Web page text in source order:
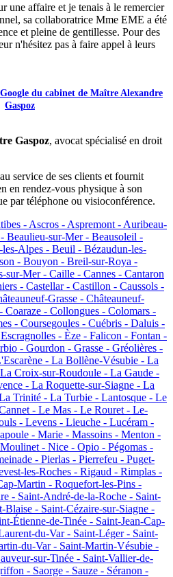
une affaire et je tenais à le remercier
sa collaboratrice Mme EME a été
et pleine de gentillesse. Pour des
n'hésitez pas à faire appel à leurs
du cabinet de Maître Alexandre
Gaspoz
Gaspoz, avocat spécialisé en droit
service de ses clients et fournit
en rendez-vous physique à son
par téléphone ou visioconférence.
- Ascros - Aspremont - Auribeau-
Beaulieu-sur-Mer - Beausoleil -
les-Alpes - Beuil - Bézaudun-les-
- Bouyon - Breil-sur-Roya -
sur-Mer - Caille - Cannes - Cantaron
- Castellar - Castillon - Caussols -
Grasse - Châteauneuf-
Coaraze - Collongues - Colomars -
- Coursegoules - Cuébris - Daluis -
Escragnolles - Èze - Falicon - Fontan -
- Gourdon - Grasse - Gréolières -
- La Bollène-Vésubie - La
La Croix-sur-Roudoule - La Gaude -
- La Roquette-sur-Siagne - La
Trinité - La Turbie - Lantosque - Le
- Le Mas - Le Rouret - Le-
- Levens - Lieuche - Lucéram -
- Marie - Massoins - Menton -
Moulinet - Nice - Opio - Pégomas -
- Pierlas - Pierrefeu - Puget-
les-Roches - Rigaud - Rimplas -
Martin - Roquefort-les-Pins -
- Saint-André-de-la-Roche - Saint-
Blaise - Saint-Cézaire-sur-Siagne -
Étienne-de-Tinée - Saint-Jean-Cap-
du-Var - Saint-Léger - Saint-
du-Var - Saint-Martin-Vésubie -
sur-Tinée - Saint-Vallier-de-
- Saorge - Sauze - Séranon -